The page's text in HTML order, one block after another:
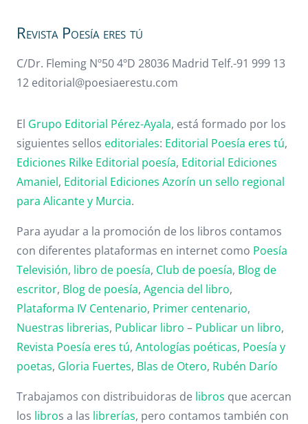
Revista Poesía eres tú
C/Dr. Fleming Nº50 4ºD 28036 Madrid Telf.-91 999 13
12 editorial@poesiaerestu.com
El Grupo Editorial Pérez-Ayala, está formado por los
siguientes sellos editoriales: Editorial Poesía eres tú,
Ediciones Rilke Editorial poesía, Editorial Ediciones
Amaniel, Editorial Ediciones Azorín un sello regional
para Alicante y Murcia.
Para ayudar a la promoción de los libros contamos
con diferentes plataformas en internet como Poesía
Televisión, libro de poesía, Club de poesía, Blog de
escritor, Blog de poesía, Agencia del libro,
Plataforma IV Centenario, Primer centenario,
Nuestras librerias, Publicar libro – Publicar un libro,
Revista Poesía eres tú, Antologías poéticas, Poesía y
poetas, Gloria Fuertes, Blas de Otero, Rubén Darío
Trabajamos con distribuidoras de libros que acercan
los libros a las librerías, pero contamos también con